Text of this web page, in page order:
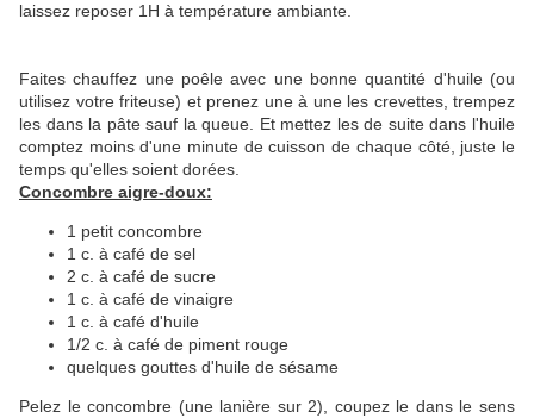
laissez reposer 1H à température ambiante.
Faites chauffez une poêle avec une bonne quantité d'huile (ou
utilisez votre friteuse) et prenez une à une les crevettes, trempez
les dans la pâte sauf la queue. Et mettez les de suite dans l'huile
comptez moins d'une minute de cuisson de chaque côté, juste le
temps qu'elles soient dorées.
Concombre aigre-doux:
1 petit concombre
1 c. à café de sel
2 c. à café de sucre
1 c. à café de vinaigre
1 c. à café d'huile
1/2 c. à café de piment rouge
quelques gouttes d'huile de sésame
Pelez le concombre (une lanière sur 2), coupez le dans le sens